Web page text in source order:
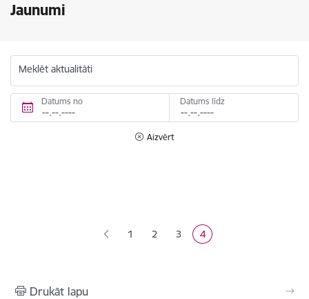
Jaunumi
Meklēt aktualitāti
Datums no Datums līdz
Aizvērt
Lapa
1 Lapa
2 Lapa
3 Pašreizējā lapa
4
Drukāt lapu